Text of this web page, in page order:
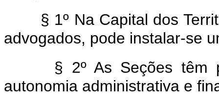
§ 1º Na Capital dos
advogados, pode instalar-se
§ 2º As Seções têm
autonomia administrativa e